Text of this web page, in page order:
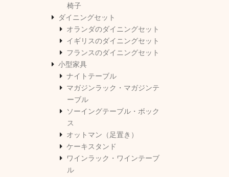
椅子
ダイニングセット
オランダのダイニングセット
イギリスのダイニングセット
フランスのダイニングセット
小型家具
ナイトテーブル
マガジンラック・マガジンテ
ーブル
ソーイングテーブル・ボック
ス
オットマン（足置き）
ケーキスタンド
ワインラック・ワインテーブ
ル